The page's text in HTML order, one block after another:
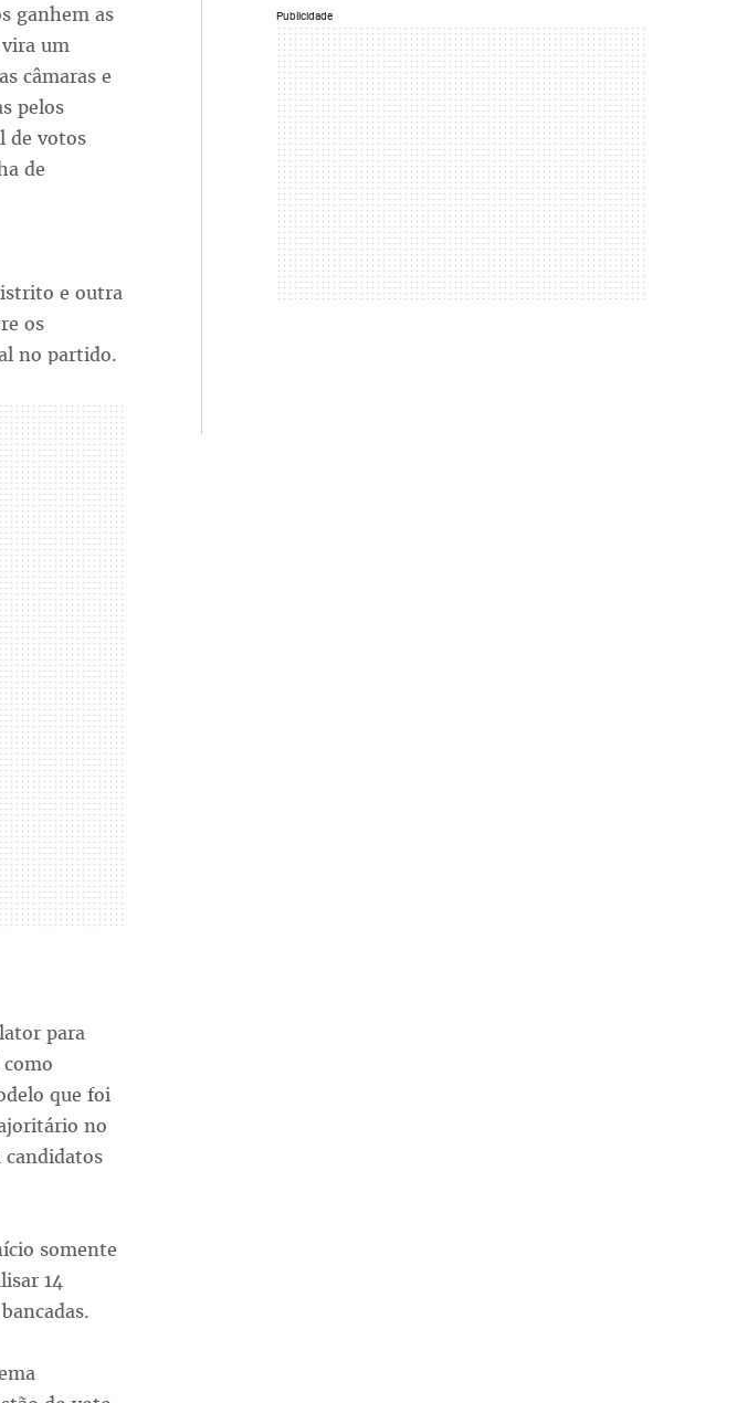
ganhem as
vira um
câmaras e
pelos
de votos
de
e outra
os
no partido.
para
que foi
no
candidatos
somente
14
Publicidade